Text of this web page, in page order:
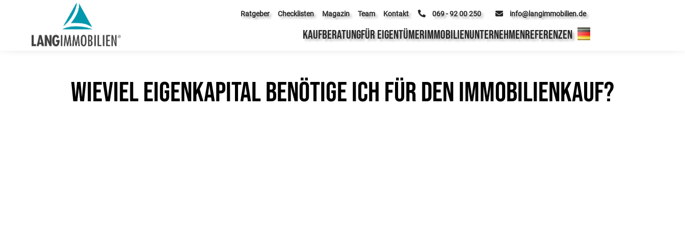
Ratgeber Checklisten Magazin Team Kontakt 069 - 92 00 250 info@langimmobilien.de
KAUFBERATUNGFÜR EIGENTÜMERIMMOBILIENUNTERNEHMENREFERENZEN
Wieviel Eigenkapital benötige ich für den Immobilienkauf?